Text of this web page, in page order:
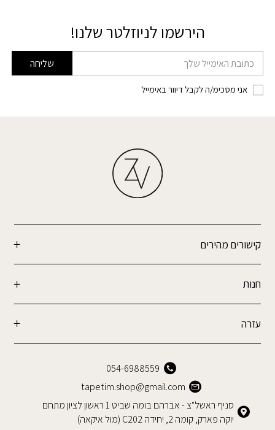
הירשמו לניוזלטר שלנו!
דוא׳׳ל שליחה
אני מסכימ/ה לקבל דיוור באימייל
קישורים מהירים
חנות
עזרה
054-6988559
tapetim.shop@gmail.com
סניף ראשל"צ - אברהם בומה שביט 1 ראשון לציון מתחם
יוקה פארק, קומה 2, יחידה C202 (מול איקאה)